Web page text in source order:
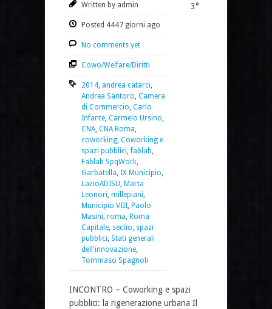
Written by admin
Posted 4447 giorni ago
No comments yet
Cowo/Welfare/Diritti
2014, andrea catarci,
Andrea Santoro, Camera
di Commercio, Carlo
Infante, Carmelo Ursino,
CNA, CNA Roma,
coworking, Coworking e
spazi pubblici,fablab,
Fablab SpqWork,
Garbatella, IX Municipio,
LazioADISU, Marta
Leonori, millepiani,
Municipio VIII, Paolo
Masini, roma, Roma
Capitale, sectio, spazi
pubblici, Stati generali
dell'innovazione,
Tommaso Spagnoli
3°
INCONTRO – Coworking e spazi
pubblici: la rigenerazione urbana Il